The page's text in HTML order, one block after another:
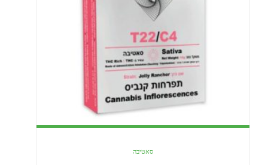
סאטיבה